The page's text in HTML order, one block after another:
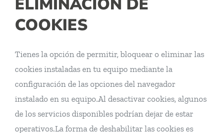
ELIMINACIÓN DE
COOKIES
Tienes la opción de permitir, bloquear o eliminar las
cookies instaladas en tu equipo mediante la
configuración de las opciones del navegador
instalado en su equipo.Al desactivar cookies, algunos
de los servicios disponibles podrían dejar de estar
operativos.La forma de deshabilitar las cookies es